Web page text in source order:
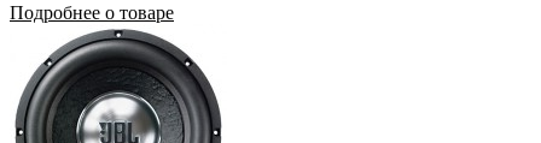
Подробнее о товаре